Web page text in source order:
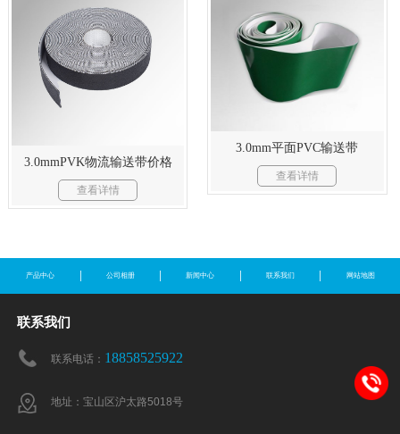
3.0mmPVK物流输送带价格
查看详情
3.0mm平面PVC输送带
查看详情
产品中心 公司相册 新闻中心 联系我们 网站地图
联系我们
联系电话： 18858525922
地址：宝山区沪太路5018号